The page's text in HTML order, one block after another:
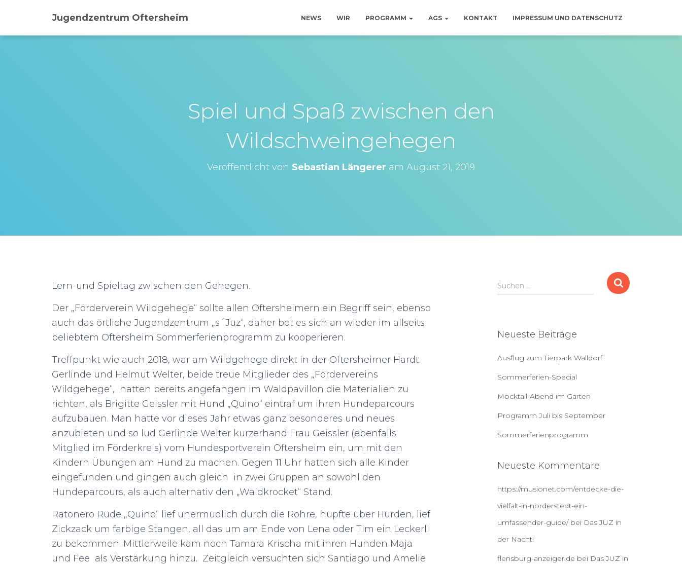
Jugendzentrum Oftersheim NEWS WIR PROGRAMM AGS KONTAKT IMPRESSUM UND DATENSCHUTZ
Spiel und Spaß zwischen den
Wildschweingehegen
Veröffentlicht von Sebastian Längerer am August 21, 2019
Lern-und Spieltag zwischen den Gehegen.
Der „Förderverein Wildgehege“ sollte allen Oftersheimern ein Begriff sein, ebenso
auch das örtliche Jugendzentrum „s´Juz“, daher bot es sich an wieder im allseits
beliebtem Oftersheim Sommerferienprogramm zu kooperieren.
Treffpunkt wie auch 2018, war am Wildgehege direkt in der Oftersheimer Hardt.
Gerlinde und Helmut Welter, beide treue Mitglieder des „Fördervereins
Wildgehege“, hatten bereits angefangen im Waldpavillon die Materialien zu
richten, als Brigitte Geissler mit Hund „Quino“ eintraf um ihren Hundeparcours
aufzubauen. Man hatte vor dieses Jahr etwas ganz besonderes und neues
anzubieten und so lud Gerlinde Welter kurzerhand Frau Geissler (ebenfalls
Mitglied im Förderkreis) vom Hundesportverein Oftersheim ein, um mit den
Kindern Übungen am Hund zu machen. Gegen 11 Uhr hatten sich alle Kinder
eingefunden und gingen auch gleich in zwei Gruppen an sowohl den
Hundeparcours, als auch alternativ den „Waldkrocket“ Stand.
Ratonero Rüde „Quino“ lief unermüdlich durch die Röhre, hüpfte über Hürden, lief
Zickzack um farbige Stangen, all das um am Ende von Lena oder Tim ein Leckerli
zu bekommen. Mittlerweile kam noch Tamara Krischa mit ihren Hunden Maja
und Fee als Verstärkung hinzu. Zeitgleich versuchten sich Santiago und Amelie
S
u
n
c
:
Suchen …
Neueste Beiträge
Ausflug zum Tierpark Walldorf
Sommerferien-Special
Mocktail-Abend im Garten
Programm Juli bis September
Sommerferienprogramm
Neueste Kommentare
https://musionet.com/entdecke-die-
vielfalt-in-norderstedt-ein-
umfassender-guide/bei Das JUZ in
der Nacht!
flensburg-anzeiger.de bei Das JUZ in